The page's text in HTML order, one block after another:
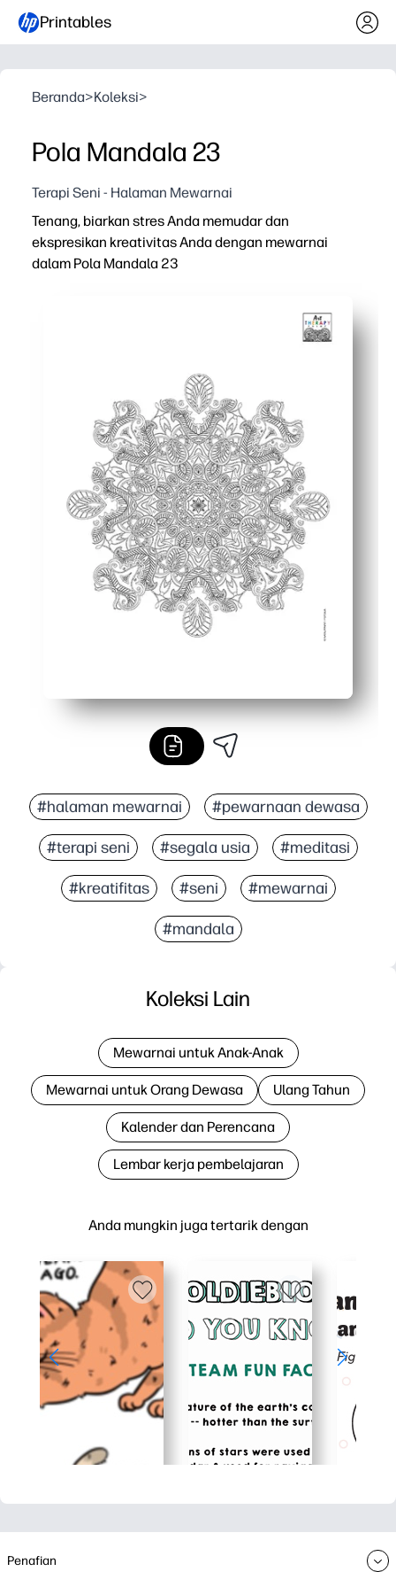
Printables
Beranda>Koleksi>
Pola Mandala 23
Terapi Seni - Halaman Mewarnai
Tenang, biarkan stres Anda memudar dan
ekspresikan kreativitas Anda dengan mewarnai
dalam Pola Mandala 23
Anda mendapatkan ketenangan cepat untuk pikiran
Anda dapat menggunakannya dengan usia berapa
#halaman mewarnai #pewarnaan dewasa
#terapi seni #segala usia #meditasi
#kreatifitas #seni #mewarnai
#mandala
Anda mungkin juga tertarik dengan
Koleksi Lain
Mewarnai untuk Anak-Anak
Mewarnai untuk Orang Dewasa Ulang Tahun
Kalender dan Perencana
Lembar kerja pembelajaran
Penafian